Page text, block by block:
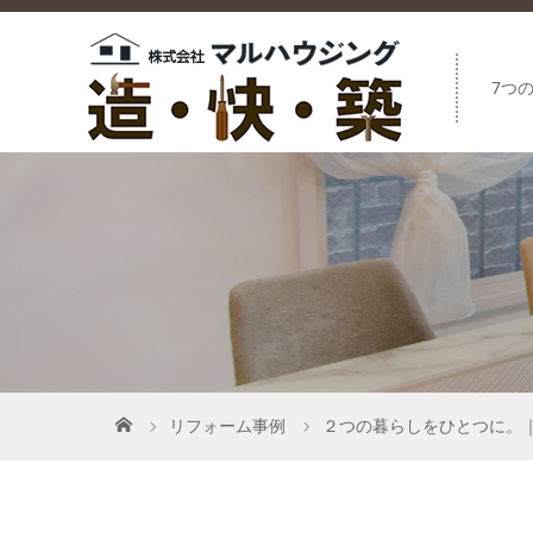
7つ
リフォーム事例 ２つの暮らしをひとつに。